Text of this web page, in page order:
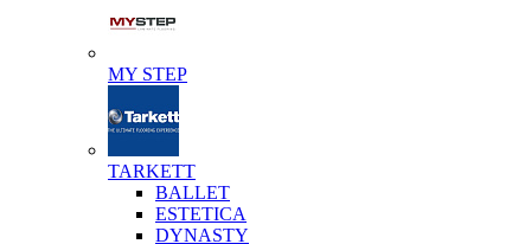
MY STEP
TARKETT
BALLET
ESTETICA
DYNASTY